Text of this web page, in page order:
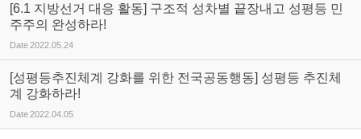
[6.1 지방선거 대응 활동] 구조적 성차별 끝장내고 성평등 민
주주의 완성하라!
Date2022.05.24
[성평등추진체계 강화를 위한 전국공동행동] 성평등 추진체
계 강화하라!
Date2022.04.05